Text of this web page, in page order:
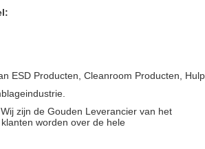
ESD Producten, Cleanroom Producten,
zijn de Gouden Leverancier van het
worden over de hele